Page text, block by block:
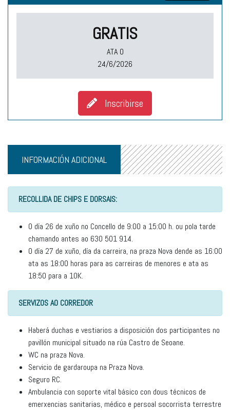
GRATIS
ATA O
24/6/2026
Inscribirse
INFORMACIÓN ADICIONAL
RECOLLIDA DE CHIPS E DORSAIS:
O día 26 de xuño no Concello de 9:00 a 15:00 h. ou pola tarde
chamando antes ao 630 501 914.
O día 27 de xuño, día da carreira, na praza Nova dende as 16:00
ata as 18:00 horas para as carreiras de menores e ata as
18:50 para a 10K.
SERVIZOS AO CORREDOR
Haberá duchas e vestiarios a disposición dos participantes no
pavillón municipal situado na rúa Castro de Seoane.
WC na praza Nova.
Servicio de gardaroupa na Praza Nova.
Seguro RC.
Ambulancia con soporte vital básico con dous técnicos de
emerxencias sanitarias, médico e persoal socorrista terrestre